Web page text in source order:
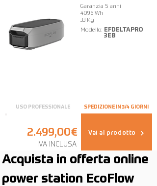
Garanzia 5 anni
4096 Wh
33 Kg
Modello: EFDELTAPRO
3EB
USO PROFESSIONALE SPEDIZIONE IN 3/4 GIORNI
2.499,00€
IVA INCLUSA
Vai al prodotto
Acquista in offerta online
power station EcoFlow